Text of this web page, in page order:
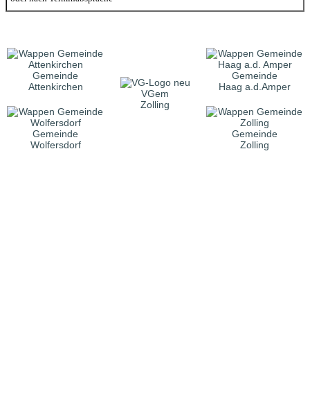
Gemeinde
Attenkirchen
VGem
Zolling
Gemeinde
Haag a.d.Amper
Gemeinde
Wolfersdorf
Gemeinde
Zolling